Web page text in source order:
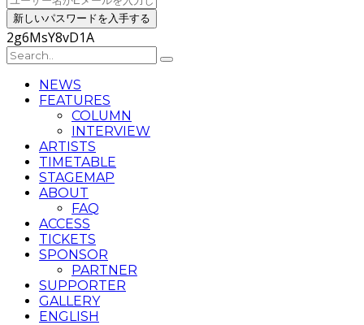
2g6MsY8vD1A
NEWS
FEATURES
COLUMN
INTERVIEW
ARTISTS
TIMETABLE
STAGEMAP
ABOUT
FAQ
ACCESS
TICKETS
SPONSOR
PARTNER
SUPPORTER
GALLERY
ENGLISH